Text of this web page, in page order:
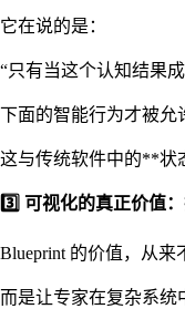
它在说的是：
“只有当这个认知结果成
下面的智能行为才被允
这与传统软件中的**状
3️⃣ 可视化的真正价值
Blueprint 的价值，从来
而是让专家在复杂系统